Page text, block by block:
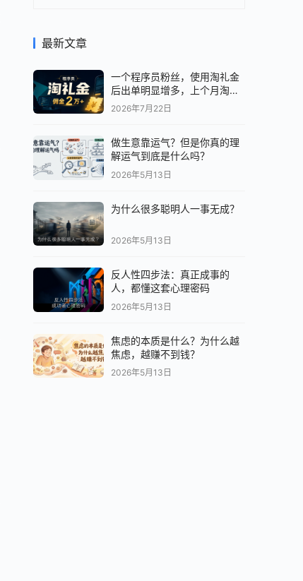
最新文章
一个程序员粉丝，使用淘礼金
后出单明显增多，上个月淘客
佣金 2 万+。
2026年7月22日
做生意靠运气？但是你真的理
解运气到底是什么吗？
2026年5月13日
为什么很多聪明人一事无成？
2026年5月13日
反人性四步法：真正成事的
人，都懂这套心理密码
2026年5月13日
焦虑的本质是什么？为什么越
焦虑，越赚不到钱？
2026年5月13日